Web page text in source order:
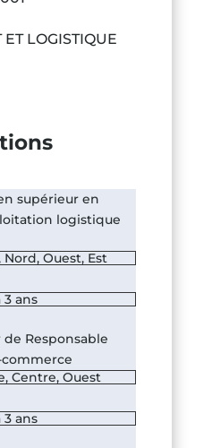
LOGISTIQUE
supérieur en
logistique
Nord,Ouest, Est
3 ans
de Responsable
commerce
, Centre, Ouest
3 ans